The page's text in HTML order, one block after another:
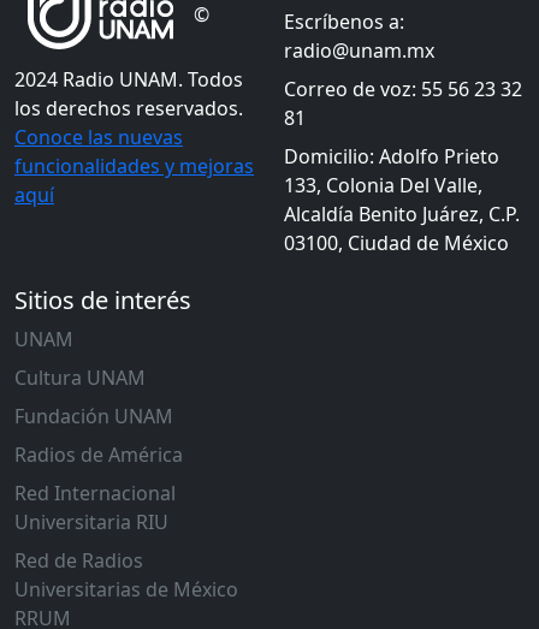
©
2024 Radio UNAM. Todos
los derechos reservados.
Conoce las nuevas
funcionalidades y mejoras
aquí
Escríbenos a:
radio@unam.mx
Correo de voz: 55 56 23 32
81
Domicilio: Adolfo Prieto
133, Colonia Del Valle,
Alcaldía Benito Juárez, C.P.
03100, Ciudad de México
Sitios de interés
UNAM
Cultura UNAM
Fundación UNAM
Radios de América
Red Internacional
Universitaria RIU
Red de Radios
Universitarias de México
RRUM